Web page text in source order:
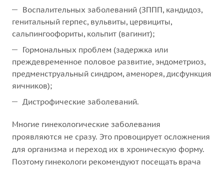
Воспалительных заболеваний (ЗППП, кандидоз,
генитальный герпес, вульвиты, цервициты,
сальпингоофориты, кольпит (вагинит);
Гормональных проблем (задержка или
преждевременное половое развитие, эндометриоз,
предменструальный синдром, аменорея, дисфункция
яичников);
Дистрофические заболеваний.
Многие гинекологические заболевания
проявляются не сразу. Это провоцирует осложнения
для организма и переход их в хроническую форму.
Поэтому гинекологи рекомендуют посещать врача